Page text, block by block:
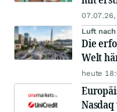
Luft
Die
Welt
heute